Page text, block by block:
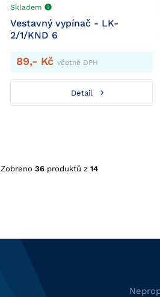
Skladem
Vestavný vypínač - LK-
2/1/KND 6
89,- Kčvčetně DPH
Detail
Zobreno36 produktů z14